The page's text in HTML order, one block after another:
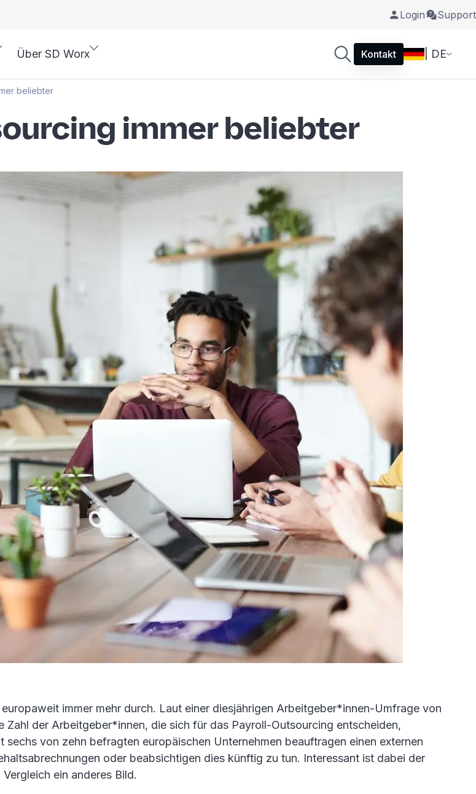
Login Support
Über SD Worx Kontakt | DE
beliebter
immer beliebter
immer mehr durch. Laut einer diesjährigen Arbeitgeber*innen-Umfrage von
der Arbeitgeber*innen, die sich für das Payroll-Outsourcing entscheiden,
von zehn befragten europäischen Unternehmen beauftragen einen externen
oder beabsichtigen dies künftig zu tun. Interessant ist dabei der
ein anderes Bild.